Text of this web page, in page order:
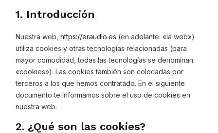
1. Introducción
Nuestra web,https://eraudio.es (en adelante: «la web»)
utiliza cookies y otras tecnologías relacionadas (para
mayor comodidad, todas las tecnologías se denominan
«cookies»). Las cookies también son colocadas por
terceros a los que hemos contratado. En el siguiente
documento te informamos sobre el uso de cookies en
nuestra web.
2. ¿Qué son las cookies?